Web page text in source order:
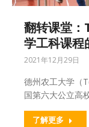
翻转课堂
学工科课程
2021年12月29日
德州农工大学（
国第六大公立高
了解更多